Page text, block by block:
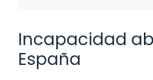
Incapacidad
España